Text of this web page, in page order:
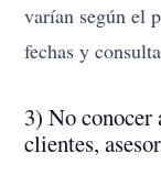
varían según el
fechas y
3) No conocer
clientes,